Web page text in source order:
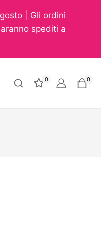
| Gli ordini
spediti a
0 0